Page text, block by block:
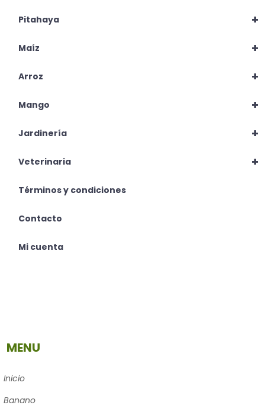
+
Pitahaya
+
Maíz
+
Arroz
+
Mango
+
Jardinería
+
Veterinaria
Términos y condiciones
Contacto
Mi cuenta
MENU
Inicio
Banano